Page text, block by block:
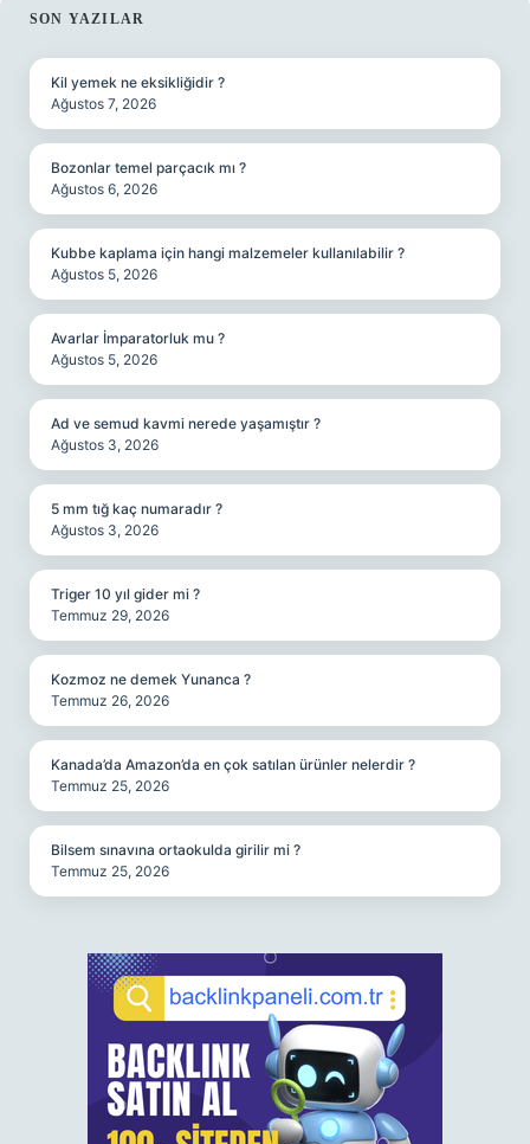
SIDEBAR
SON YAZILAR
Kil yemek ne eksikliğidir ?
Ağustos 7, 2026
Bozonlar temel parçacık mı ?
Ağustos 6, 2026
Kubbe kaplama için hangi malzemeler kullanılabilir ?
Ağustos 5, 2026
Avarlar İmparatorluk mu ?
Ağustos 5, 2026
Ad ve semud kavmi nerede yaşamıştır ?
Ağustos 3, 2026
5 mm tığ kaç numaradır ?
Ağustos 3, 2026
Triger 10 yıl gider mi ?
Temmuz 29, 2026
Kozmoz ne demek Yunanca ?
Temmuz 26, 2026
Kanada’da Amazon’da en çok satılan ürünler nelerdir ?
Temmuz 25, 2026
Bilsem sınavına ortaokulda girilir mi ?
Temmuz 25, 2026